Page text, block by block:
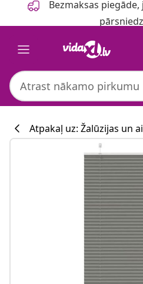
Bezmaksas
Atpakaļ uz: Žalūzijas un